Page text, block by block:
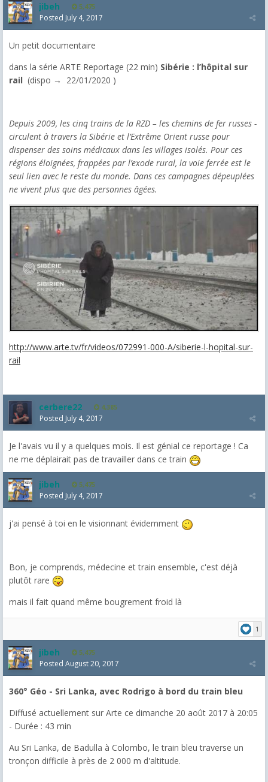
jibeh 5,475
Posted July 4, 2017
Un petit documentaire
dans la série ARTE Reportage (22 min) Sibérie : l’hôpital sur
rail (dispo → 22/01/2020 )
Depuis 2009, les cinq trains de la RZD – les chemins de fer russes -
circulent à travers la Sibérie et l’Extrême Orient russe pour
dispenser des soins médicaux dans les villages isolés. Pour ces
régions éloignées, frappées par l’exode rural, la voie ferrée est le
seul lien avec le reste du monde. Dans ces campagnes dépeuplées
ne vivent plus que des personnes âgées.
http://www.arte.tv/fr/videos/072991-000-A/siberie-l-hopital-sur-
rail
cerbere22 4,385
Posted July 4, 2017
Je l'avais vu il y a quelques mois. Il est génial ce reportage ! Ca
ne me déplairait pas de travailler dans ce train
jibeh 5,475
Posted July 4, 2017
j'ai pensé à toi en le visionnant évidemment
Bon, je comprends, médecine et train ensemble, c'est déjà
plutôt rare
mais il fait quand même bougrement froid là
1
jibeh 5,475
Posted August 20, 2017
360° Géo - Sri Lanka, avec Rodrigo à bord du train bleu
Diffusé actuellement sur Arte ce dimanche 20 août 2017 à 20:05
- Durée : 43 min
Au Sri Lanka, de Badulla à Colombo, le train bleu traverse un
tronçon difficile à près de 2 000 m d'altitude.